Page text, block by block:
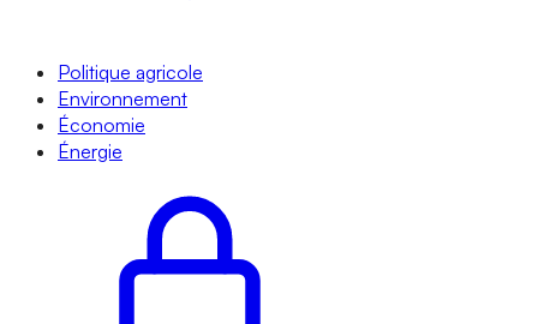
Politique agricole
Environnement
Économie
Énergie